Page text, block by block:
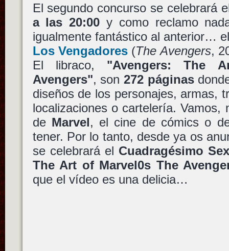
El segundo concurso se celebrará
a las 20:00 y como reclamo
igualmente fantástico al anterior…
Los Vengadores(The Avengers,
El libraco, "Avengers: The
Avengers", son 272 páginas
diseños de los personajes, armas,
localizaciones o cartelería. Vamos,
de Marvel, el cine de cómics o
tener. Por lo tanto, desde ya os
se celebrará el Cuadragésimo
The Art of Marvel0s The
que el vídeo es una delicia…